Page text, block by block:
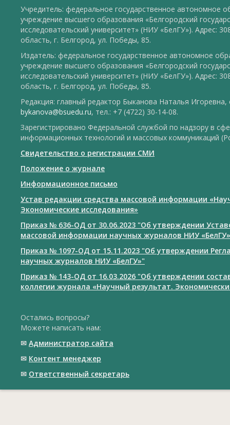
Учредитель: федеральное государственное автономное
учреждение высшего образования «Белгородский
исследовательский университет» (НИУ «БелГУ»). Адрес:
область, г. Белгород, ул. Победы, 85.
Издатель: федеральное государственное автономное
учреждение высшего образования «Белгородский
исследовательский университет» (НИУ «БелГУ»). Адрес:
область, г. Белгород, ул. Победы, 85.
Редакция: главный редактор Быканова Наталья Игоревна,
bykanova@bsuedu.ru, тел.: +7 (4722) 30-14-08.
Зарегистрировано Федеральной службой по надзору в
информационных технологий и массовых коммуникаций
Свидетельство о регистрации СМИ
Положение о журнале
Информационное письмо
Устав редакции средства массовой информации
Экономические исследования»
Приказ № 636-ОД от 30.06.2023 "Об утверждении
массовой информации научных журналов НИУ «БелГУ»
Приказ № 1097-ОД от 15.11.2023 "Об утверждении
научных журналов НИУ «БелГУ»"
Приказ № 143-ОД от 16.03.2026 "Об утверждении
коллегии журнала «Научный результат.
Остались вопросы?
Можете написать нам:
✉ Администратор сайта
✉ Контент менеджер
✉ Ответственный cекретарь